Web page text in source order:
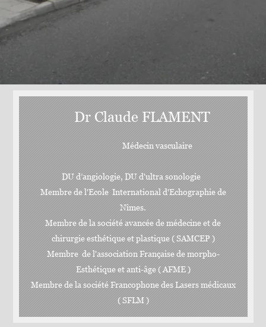
Dr Claude FLAMENT
Médecin vasculaire
DU d’angiologie, DU d'ultra sonologie
Membre de l'Ecole International d'Echographie de
Nîmes.
Membre de la société avancée de médecine et de
chirurgie esthétique et plastique ( SAMCEP )
Membre de l'association Française de morpho-
Esthétique et anti-âge ( AFME )
Membre de la société Francophone des Lasers médicaux
( SFLM )